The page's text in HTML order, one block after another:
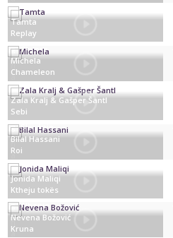
Danemark
Chypre
Tamta
Replay
Malte
Michela
Chameleon
Slovénie
Zala Kralj & Gašper Šantl
Sebi
France
Bilal Hassani
Roi
Albanie
Jonida Maliqi
Ktheju tokës
Nevena Božović
Kruna